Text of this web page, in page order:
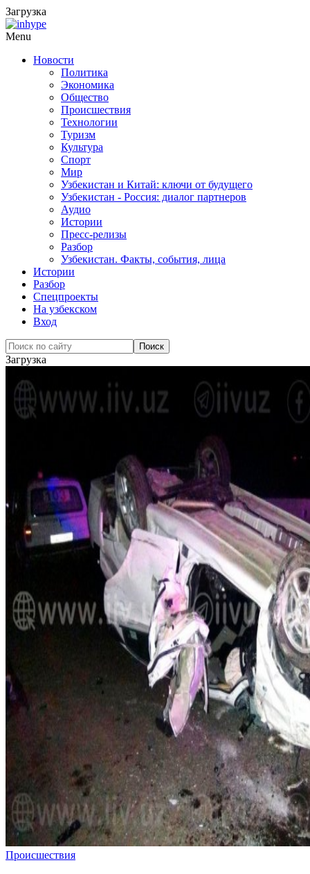
Загрузка
Menu
Новости
Политика
Экономика
Общество
Происшествия
Технологии
Туризм
Культура
Спорт
Мир
Узбекистан и Китай: ключи от будущего
Узбекистан - Россия: диалог партнеров
Аудио
Истории
Пресс-релизы
Разбор
Узбекистан. Факты, события, лица
Истории
Разбор
Спецпроекты
На узбекском
Вход
Загрузка
Происшествия